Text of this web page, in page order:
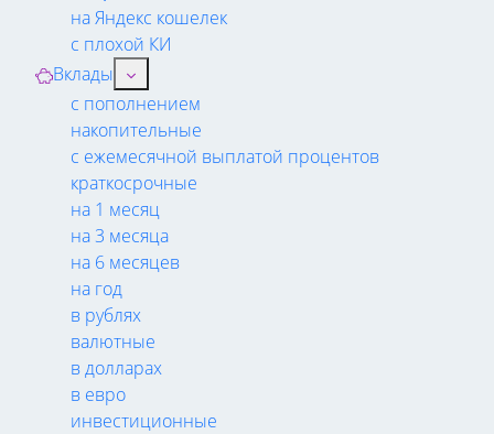
на Яндекс кошелек
с плохой КИ
Вклады
с пополнением
накопительные
с ежемесячной выплатой процентов
краткосрочные
на 1 месяц
на 3 месяца
на 6 месяцев
на год
в рублях
валютные
в долларах
в евро
инвестиционные